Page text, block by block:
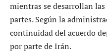
mientras se desarrollan
partes. Según la
continuidad del acuerdo
por parte de Irán.